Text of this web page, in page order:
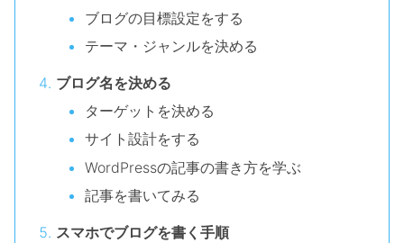
ブログの目標設定をする
テーマ・ジャンルを決める
ブログ名を決める
ターゲットを決める
サイト設計をする
WordPressの記事の書き方を学ぶ
記事を書いてみる
スマホでブログを書く手順